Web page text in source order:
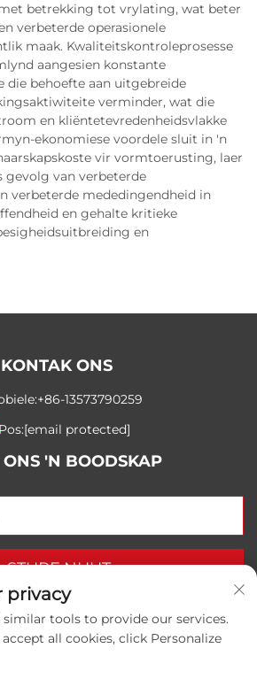
betrekking tot vrylating, wat beter
verbeterde operasionele
maak. Kwaliteitskontroleprosesse
aangesien konstante
die behoefte aan uitgebreide
verminder, wat die
en kliëntetevredenheidsvlakke
ekonomiese voordele sluit in 'n
vir vormtoerusting, laer
gevolg van verbeterde
verbeterde mededingendheid in
en gehalte kritieke
en
KONTAK ONS
+86-13573790259
Pos:[email protected]
'N BOODSKAP
STURF NUUT
China Shandong Luwanhong
privacy
similar tools to provide our services.
all cookies, click Personalize